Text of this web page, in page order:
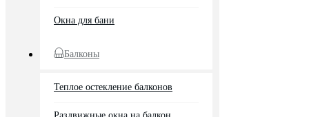
Окна для бани
Балконы
Теплое остекление балконов